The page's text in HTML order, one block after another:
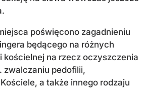
poświęcono zagadnieniu
będącego na różnych
kościelnej na rzecz oczyszczenia
zwalczaniu pedofilii,
a także innego rodzaju